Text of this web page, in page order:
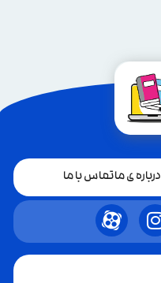
درباره ی ماتماس با ما